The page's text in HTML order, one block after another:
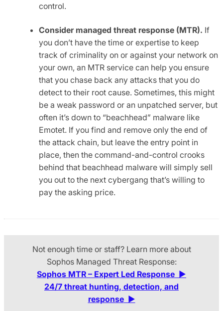
control.
Consider managed threat response (MTR). If
you don’t have the time or expertise to keep
track of criminality on or against your network on
your own, an MTR service can help you ensure
that you chase back any attacks that you do
detect to their root cause. Sometimes, this might
be a weak password or an unpatched server, but
often it’s down to “beachhead” malware like
Emotet. If you find and remove only the end of
the attack chain, but leave the entry point in
place, then the command-and-control crooks
behind that beachhead malware will simply sell
you out to the next cybergang that’s willing to
pay the asking price.
Not enough time or staff? Learn more about
Sophos Managed Threat Response:
Sophos MTR – Expert Led Response ▶
24/7 threat hunting, detection, and
response▶